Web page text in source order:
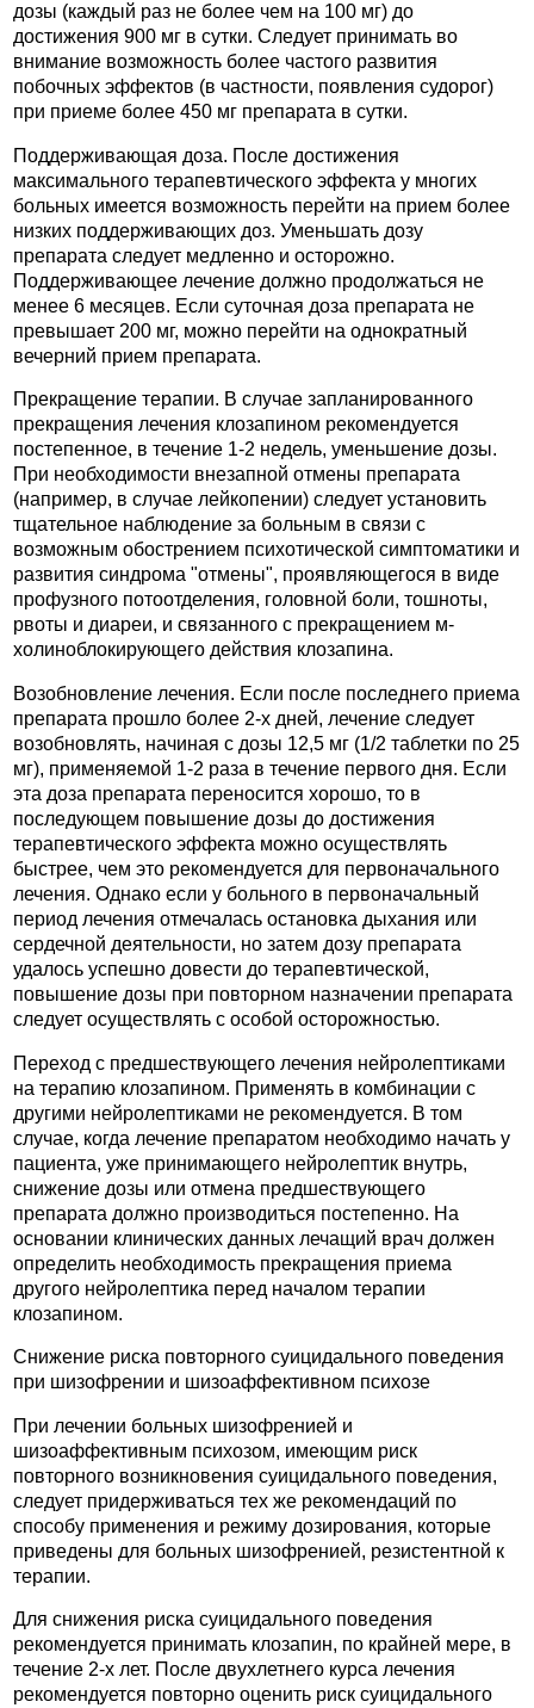
дозы (каждый раз не более чем на 100 мг) до
достижения 900 мг в сутки. Следует принимать во
внимание возможность более частого развития
побочных эффектов (в частности, появления судорог)
при приеме более 450 мг препарата в сутки.
Поддерживающая доза. После достижения
максимального терапевтического эффекта у многих
больных имеется возможность перейти на прием более
низких поддерживающих доз. Уменьшать дозу
препарата следует медленно и осторожно.
Поддерживающее лечение должно продолжаться не
менее 6 месяцев. Если суточная доза препарата не
превышает 200 мг, можно перейти на однократный
вечерний прием препарата.
Прекращение терапии. В случае запланированного
прекращения лечения клозапином рекомендуется
постепенное, в течение 1-2 недель, уменьшение дозы.
При необходимости внезапной отмены препарата
(например, в случае лейкопении) следует установить
тщательное наблюдение за больным в связи с
возможным обострением психотической симптоматики и
развития синдрома "отмены", проявляющегося в виде
профузного потоотделения, головной боли, тошноты,
рвоты и диареи, и связанного с прекращением м-
холиноблокирующего действия клозапина.
Возобновление лечения. Если после последнего приема
препарата прошло более 2-х дней, лечение следует
возобновлять, начиная с дозы 12,5 мг (1/2 таблетки по 25
мг), применяемой 1-2 раза в течение первого дня. Если
эта доза препарата переносится хорошо, то в
последующем повышение дозы до достижения
терапевтического эффекта можно осуществлять
быстрее, чем это рекомендуется для первоначального
лечения. Однако если у больного в первоначальный
период лечения отмечалась остановка дыхания или
сердечной деятельности, но затем дозу препарата
удалось успешно довести до терапевтической,
повышение дозы при повторном назначении препарата
следует осуществлять с особой осторожностью.
Переход с предшествующего лечения нейролептиками
на терапию клозапином. Применять в комбинации с
другими нейролептиками не рекомендуется. В том
случае, когда лечение препаратом необходимо начать у
пациента, уже принимающего нейролептик внутрь,
снижение дозы или отмена предшествующего
препарата должно производиться постепенно. На
основании клинических данных лечащий врач должен
определить необходимость прекращения приема
другого нейролептика перед началом терапии
клозапином.
Снижение риска повторного суицидального поведения
при шизофрении и шизоаффективном психозе
При лечении больных шизофренией и
шизоаффективным психозом, имеющим риск
повторного возникновения суицидального поведения,
следует придерживаться тех же рекомендаций по
способу применения и режиму дозирования, которые
приведены для больных шизофренией, резистентной к
терапии.
Для снижения риска суицидального поведения
рекомендуется принимать клозапин, по крайней мере, в
течение 2-х лет. После двухлетнего курса лечения
рекомендуется повторно оценить риск суицидального